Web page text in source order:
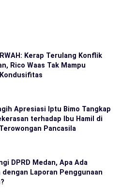
Kerap Terulang Konflik
Rico Waas Tak Mampu
Apresiasi Iptu Bimo Tangkap
terhadap Ibu Hamil di
Pancasila
DPRD Medan, Apa Ada
dengan Laporan Penggunaan